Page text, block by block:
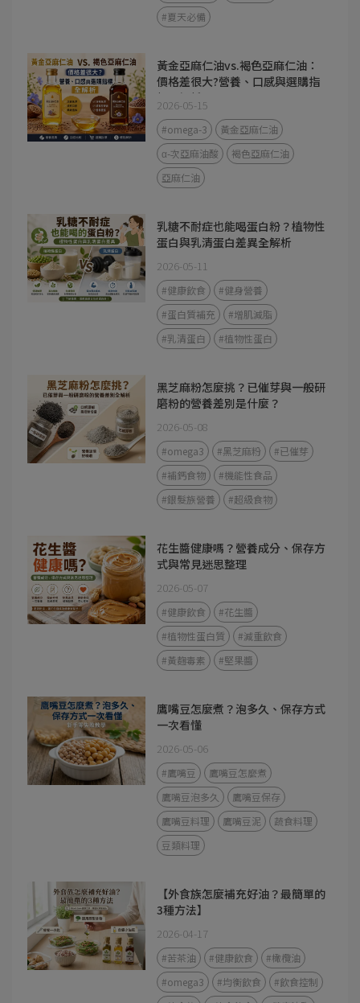
#夏天必備
黃金亞麻仁油vs.褐色亞麻仁油：
價格差很大?營養、口感與選購指
標全解析
2026-05-15
#omega-3
黃金亞麻仁油
α-次亞麻油酸
褐色亞麻仁油
亞麻仁油
乳糖不耐症也能喝蛋白粉？植物性
蛋白與乳清蛋白差異全解析
2026-05-11
#健康飲食
#健身營養
#蛋白質補充
#增肌減脂
#乳清蛋白
#植物性蛋白
黑芝麻粉怎麼挑？已催芽與一般研
磨粉的營養差別是什麼？
2026-05-08
#omega3 #黑芝麻粉
#已催芽
#補鈣食物
#機能性食品
#銀髮族營養
#超級食物
花生醬健康嗎？營養成分、保存方
式與常見迷思整理
2026-05-07
#健康飲食
#花生醬
#植物性蛋白質
#減重飲食
#黃麴毒素
#堅果醬
鷹嘴豆怎麼煮？泡多久、保存方式
一次看懂
2026-05-06
#鷹嘴豆
鷹嘴豆怎麼煮
鷹嘴豆泡多久
鷹嘴豆保存
鷹嘴豆料理
鷹嘴豆泥
蔬食料理
豆類料理
【外食族怎麼補充好油？最簡單的
3種方法】
2026-04-17
#苦茶油 #健康飲食
#橄欖油
#omega3
#均衡飲食
#飲食控制